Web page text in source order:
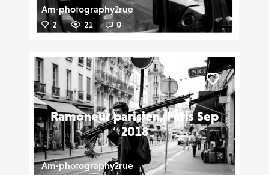
Am-photography2rue
2 21 0
Ramoneur parisien, Paris Sep
2018
Am-photography2rue